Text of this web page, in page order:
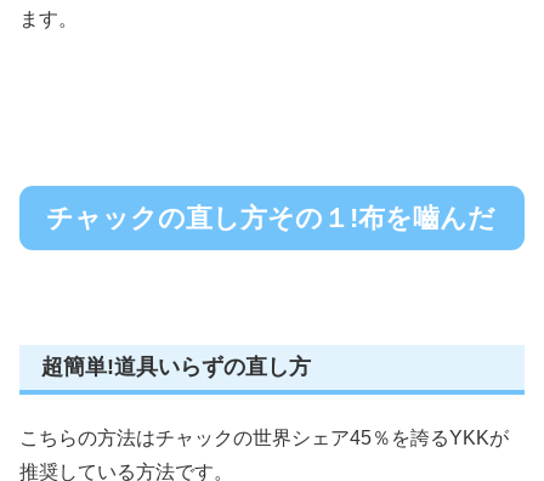
ます。
チャックの直し方その１!布を嚙んだ
超簡単!道具いらずの直し方
こちらの方法はチャックの世界シェア45％を誇るYKKが
推奨している方法です。